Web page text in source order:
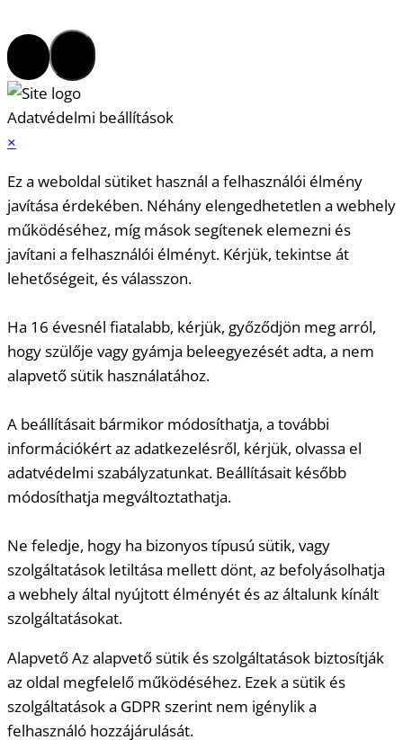
Adatvédelmi beállítások
×
Ez a weboldal sütiket használ a felhasználói élmény
javítása érdekében. Néhány elengedhetetlen a webhely
működéséhez, míg mások segítenek elemezni és
javítani a felhasználói élményt. Kérjük, tekintse át
lehetőségeit, és válasszon.
Ha 16 évesnél fiatalabb, kérjük, győződjön meg arról,
hogy szülője vagy gyámja beleegyezését adta, a nem
alapvető sütik használatához.
A beállításait bármikor módosíthatja, a további
információkért az adatkezelésről, kérjük, olvassa el
adatvédelmi szabályzatunkat. Beállításait később
módosíthatja megváltoztathatja.
Ne feledje, hogy ha bizonyos típusú sütik, vagy
szolgáltatások letiltása mellett dönt, az befolyásolhatja
a webhely által nyújtott élményét és az általunk kínált
szolgáltatásokat.
AlapvetőAz alapvető sütik és szolgáltatások biztosítják
az oldal megfelelő működéséhez. Ezek a sütik és
szolgáltatások a GDPR szerint nem igénylik a
felhasználó hozzájárulását.